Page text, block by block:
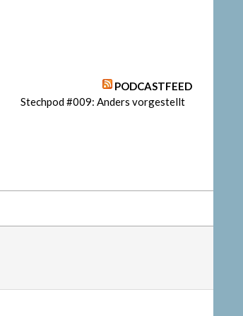
PODCASTFEED
Stechpod #009: Anders vorgestellt